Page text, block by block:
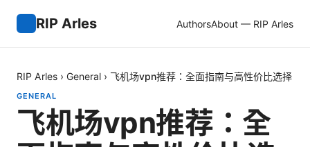
RIP Arles AuthorsAbout — RIP Arles
RIP Arles › General › 飞机场vpn推荐：全面指南与高性价比选择
GENERAL
飞机场vpn推荐：全